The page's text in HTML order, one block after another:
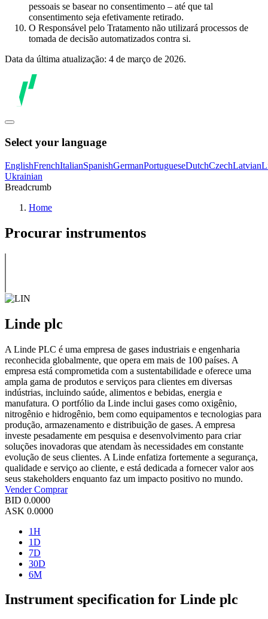
pessoais se basear no consentimento – até que tal
consentimento seja efetivamente retirado.
O Responsável pelo Tratamento não utilizará processos de
tomada de decisão automatizados contra si.
Data da última atualização: 4 de março de 2026.
Select your language
EnglishFrenchItalianSpanishGermanPortugueseDutchCzechLatvian
Ukrainian
Breadcrumb
Home
Procurar instrumentos
Linde plc
A Linde PLC é uma empresa de gases industriais e engenharia
reconhecida globalmente, que opera em mais de 100 países. A
empresa está comprometida com a sustentabilidade e oferece uma
ampla gama de produtos e serviços para clientes em diversas
indústrias, incluindo saúde, alimentos e bebidas, energia e
manufatura. O portfólio da Linde inclui gases como oxigênio,
nitrogênio e hidrogênio, bem como equipamentos e tecnologias para
produção, armazenamento e distribuição de gases. A empresa
investe pesadamente em pesquisa e desenvolvimento para criar
soluções inovadoras que atendam às necessidades em constante
evolução de seus clientes. A Linde enfatiza fortemente a segurança,
qualidade e serviço ao cliente, e está dedicada a fornecer valor aos
seus stakeholders enquanto faz um impacto positivo no mundo.
VenderComprar
BID 0.0000
ASK 0.0000
1H
1D
7D
30D
6M
Instrument specification for Linde plc